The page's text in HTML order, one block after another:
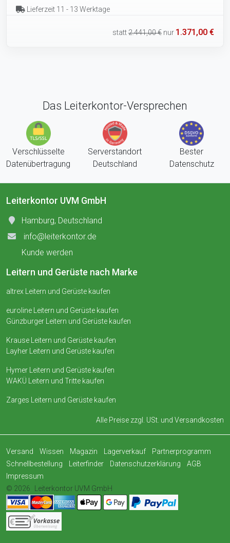
Lieferzeit 11 - 13 Werktage
statt2.441,00 € nur 1.371,00 €
Das Leiterkontor-Versprechen
Verschlüsselte
Datenübertragung
Serverstandort
Deutschland
Bester
Datenschutz
Leiterkontor UVM GmbH
Hamburg, Deutschland
info@leiterkontor.de
Kunde werden
Leitern und Gerüste nach Marke
altrex Leitern und Gerüste kaufen
euroline Leitern und Gerüste kaufen
Günzburger Leitern und Gerüste kaufen
Krause Leitern und Gerüste kaufen
Layher Leitern und Gerüste kaufen
Hymer Leitern und Gerüste kaufen
WAKÜ Leitern und Tritte kaufen
Zarges Leitern und Gerüste kaufen
Alle Preise zzgl. USt. und Versandkosten
Versand Wissen Magazin Lagerverkauf
Partnerprogramm
Schnellbestellung
Leiterfinder Datenschutzerklärung
AGB
Impressum
© 2026
Leiterkontor UVM GmbH